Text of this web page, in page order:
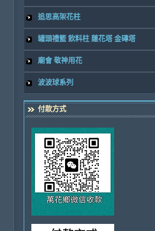
追思高架花柱
罐頭禮籃 飲料柱 蓮花塔 金磚塔
廟會 敬神用花
波波球系列
付款方式